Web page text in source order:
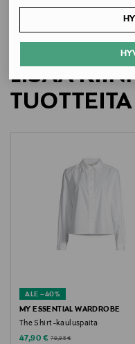
Valmistajan osoite
Vanha Talvitie 10 F,
info@acc3ss.com
Avainsanat
Allsaints, trikoopaita,
Anna, peruspaita
LISÄÄ
TUOTTEITA
ALE –40%
MY ESSENTIAL WARDROBE
The Shirt -kauluspaita
Discounted Price
47,90 € Original Price
79,95 €